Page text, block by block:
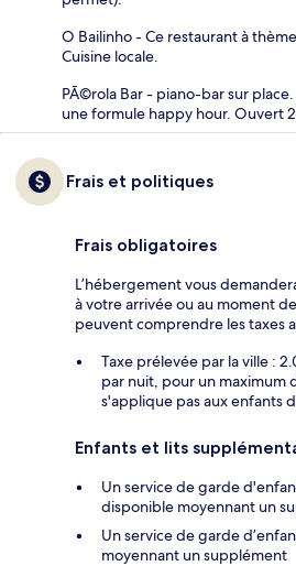
O Bailinho - Ce restaurant à
Cuisine locale.
PÃ©rola Bar - piano-bar sur
une formule happy hour. Ouvert
Frais et politiques
Frais obligatoires
L’hébergement vous
à votre arrivée ou au moment
peuvent comprendre les taxes
Taxe prélevée par la ville :
par nuit, pour un maximum
s'applique pas aux enfants
Enfants et lits
Un service de garde
disponible moyennant un
Un service de garde
moyennant un supplément